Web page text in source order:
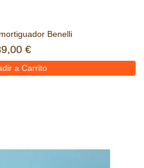
Benelli
€
a Carrito